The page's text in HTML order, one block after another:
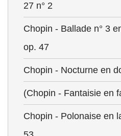
27 n° 2
Chopin - Ballade n° 3
op. 47
Chopin - Nocturne en
(Chopin - Fantaisie en
Chopin - Polonaise en